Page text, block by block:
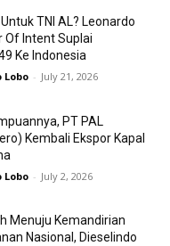
TNI AL? Leonardo
Of Intent Suplai
Ke Indonesia
Lobo - July 21, 2026
PT PAL
Kembali Ekspor Kapal
Lobo - July 2, 2026
Menuju Kemandirian
Nasional, Dieselindo